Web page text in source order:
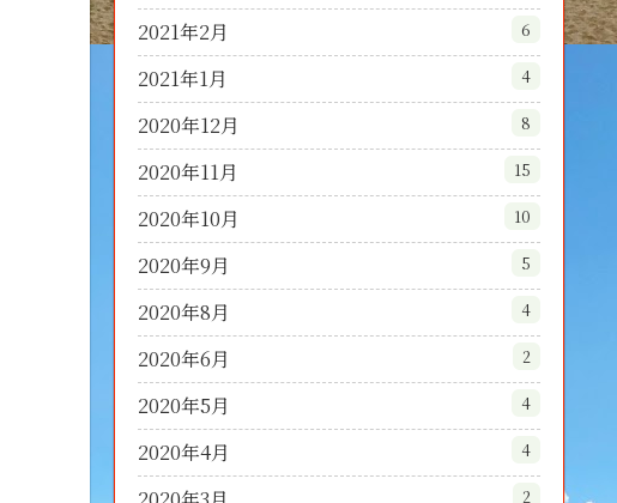
2021年2月 6
2021年1月 4
2020年12月 8
2020年11月 15
2020年10月 10
2020年9月 5
2020年8月 4
2020年6月 2
2020年5月 4
2020年4月 4
2